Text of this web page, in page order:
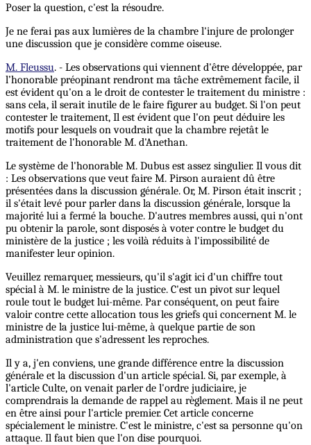
Poser la question, c'est la résoudre.
Je ne ferai pas aux lumières de la chambre l'injure de prolonger
une discussion que je considère comme oiseuse.
M. Fleussu. - Les observations qui viennent d'être développée, par
l’honorable préopinant rendront ma tâche extrêmement facile, il
est évident qu'on a le droit de contester le traitement du ministre :
sans cela, il serait inutile de le faire figurer au budget. Si l'on peut
contester le traitement, Il est évident que l'on peut déduire les
motifs pour lesquels on voudrait que la chambre rejetât le
traitement de l'honorable M. d'Anethan.
Le système de l'honorable M. Dubus est assez singulier. Il vous dit
: Les observations que veut faire M. Pirson auraient dû être
présentées dans la discussion générale. Or, M. Pirson était inscrit ;
il s'était levé pour parler dans la discussion générale, lorsque la
majorité lui a fermé la bouche. D'autres membres aussi, qui n'ont
pu obtenir la parole, sont disposés à voter contre le budget du
ministère de la justice ; les voilà réduits à l'impossibilité de
manifester leur opinion.
Veuillez remarquer, messieurs, qu'il s'agit ici d'un chiffre tout
spécial à M. le ministre de la justice. C'est un pivot sur lequel
roule tout le budget lui-même. Par conséquent, on peut faire
valoir contre cette allocation tous les griefs qui concernent M. le
ministre de la justice lui-même, à quelque partie de son
administration que s'adressent les reproches.
Il y a, j'en conviens, une grande différence entre la discussion
générale et la discussion d'un article spécial. Si, par exemple, à
l'article Culte, on venait parler de l'ordre judiciaire, je
comprendrais la demande de rappel au règlement. Mais il ne peut
en être ainsi pour l'article premier. Cet article concerne
spécialement le ministre. C'est le ministre, c'est sa personne qu'on
attaque. Il faut bien que l'on dise pourquoi.